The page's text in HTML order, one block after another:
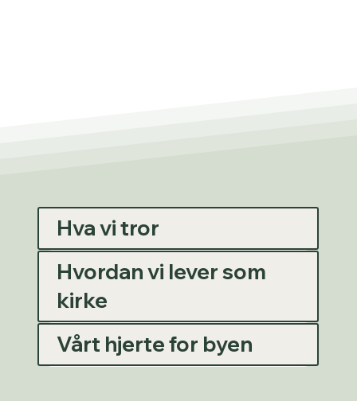
Hva vi tror
Hvordan vi lever som
kirke
Vårt hjerte for byen